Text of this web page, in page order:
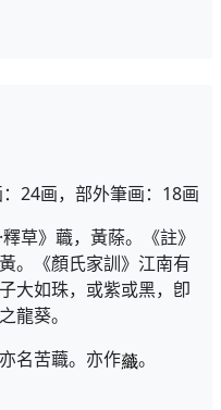
24画，部外筆画：18画
草》蘵，黃蒢。《註》
。《顏氏家訓》江南有
大如珠，或紫或黑，卽
龍葵。
名苦蘵。亦作 。